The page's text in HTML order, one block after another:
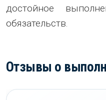
достойное
обязательств.
Отзывы о